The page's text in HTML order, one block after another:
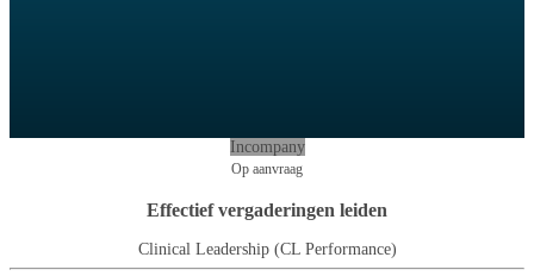
Incompany
Op aanvraag
Effectief vergaderingen leiden
Clinical Leadership (CL Performance)